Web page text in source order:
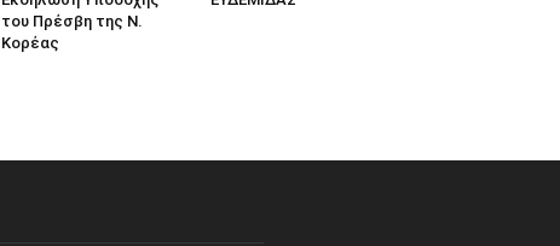
του Πρέσβη της Ν.
Κορέας